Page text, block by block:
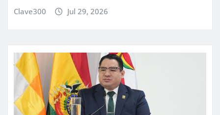
Clave300 Jul 29, 2026